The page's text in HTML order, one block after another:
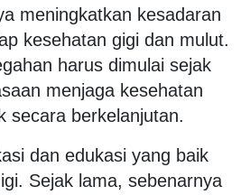
meningkatkan kesadaran
kesehatan gigi dan mulut.
harus dimulai sejak
menjaga kesehatan
secara berkelanjutan.
dan edukasi yang baik
Sejak lama, sebenarnya